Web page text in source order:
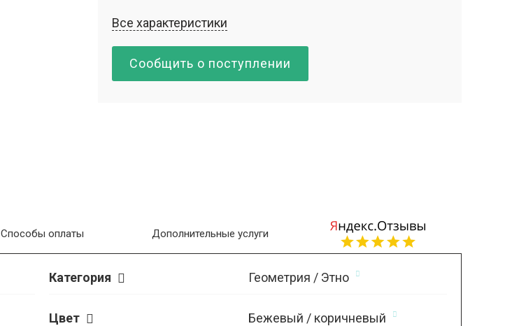
Все характеристики
Сообщить о поступлении
Категория Геометрия / Этно
Цвет Бежевый / коричневый
Способы оплаты Дополнительные услуги